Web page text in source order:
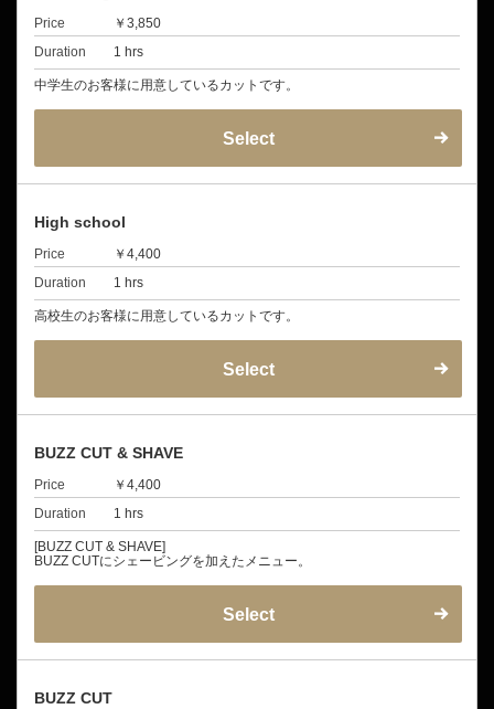
Price
￥3,850
Duration
1 hrs
中学生のお客様に用意しているカットです。
Select
High school
Price
￥4,400
Duration
1 hrs
高校生のお客様に用意しているカットです。
Select
BUZZ CUT & SHAVE
Price
￥4,400
Duration
1 hrs
[BUZZ CUT & SHAVE]
BUZZ CUTにシェービングを加えたメニュー。
Select
BUZZ CUT